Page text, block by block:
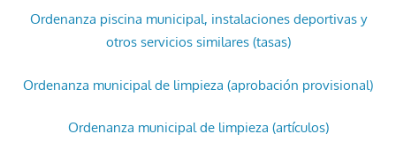
Ordenanza piscina municipal, instalaciones deportivas y
otros servicios similares (tasas)
Ordenanza municipal de limpieza (aprobación provisional)
Ordenanza municipal de limpieza (artículos)